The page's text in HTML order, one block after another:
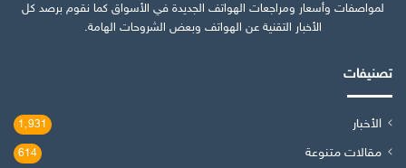
لمواصفات وأسعار ومراجعات الهواتف الجديدة في الأسواق كما نقوم برصد كل
الأخبار التقنية عن الهواتف وبعض الشروحات الهامة.
تصنيفات
الأخبار 1٬931
مقالات متنوعة 614